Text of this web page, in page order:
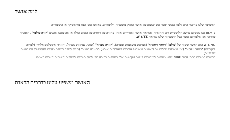
למהאושר
המשימה שלנו בחינוך היא ללמד בבתי הספר את הנושא של אושר כחלק מתוכנית הלימודים, באותו אופן כמו מתמטיקה או היסטוריה.
ב-HSA אנו נוקטים בגישה הוליסטית ורב-תחומית להוראת אושר ומגדירים אותו כחוויה של רווחה של האדם כולו, או מה שאנו מכנים
"הוויה שלמה". המסגרת
שדרכה אנו מלמדים אושר בכל התוכניות שלנו נקראת W-SPIRE.
W-SPIRE הוא ראשי תיבות של
"שלם", "רווחה רוחנית"(מציאת משמעות ומטרה), "רווחה גופנית"(תזונה, פעילות גופנית), "רווחה אינטלקטואלית" (למידה
וסקרנות), "רווחה יחסית"(זמן שאנחנו מבלים עם האנשים שאנחנו אוהבים ושאוהבים אותנו) ו"רווחה רגשית" (כיצד לטפח רגשות מהנים ולהתמודד עם רגשות
שליליים).
הכשרת המורים בבתי הספר SPIRE שלנו מסייעת למחנכים ליישם עקרונות אלה ביעילות בכיתה כדי לספק תוכנית לימודים חינוכית חיובית באמת.
האושר משפיע עלינו בדרכים הבאות